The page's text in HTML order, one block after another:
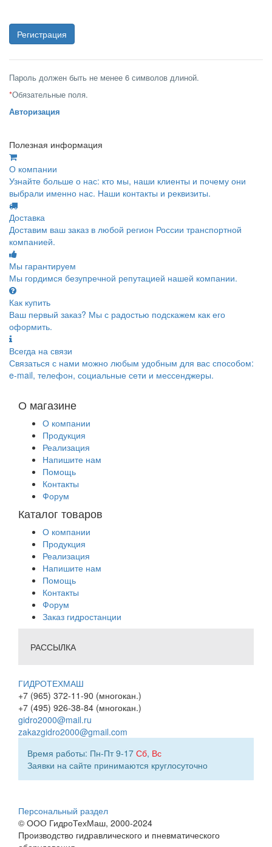
Пароль должен быть не менее 6 символов длиной.
*Обязательные поля.
Авторизация
Полезная информация
О компании
Узнайте больше о нас: кто мы, наши клиенты и почему они
выбрали именно нас. Наши контакты и реквизиты.
Доставка
Доставим ваш заказ в любой регион России транспортной
компанией.
Мы гарантируем
Мы гордимся безупречной репутацией нашей компании.
Как купить
Ваш первый заказ? Мы с радостью подскажем как его
оформить.
Всегда на связи
Связаться с нами можно любым удобным для вас способом:
e-mail, телефон, социальные сети и мессенджеры.
О магазине
О компании
Продукция
Реализация
Напишите нам
Помощь
Контакты
Форум
Каталог товаров
О компании
Продукция
Реализация
Напишите нам
Помощь
Контакты
Форум
Заказ гидростанции
РАССЫЛКА
ГИДРОТЕХМАШ
+7 (965) 372-11-90 (многокан.)
+7 (495) 926-38-84 (многокан.)
gidro2000@mail.ru
zakazgidro2000@gmail.com
Время работы: Пн-Пт 9-17 Сб, Вс
Заявки на сайте принимаются круглосуточно
Персональный раздел
© ООО ГидроТехМаш, 2000-2024
Производство гидравлического и пневматического